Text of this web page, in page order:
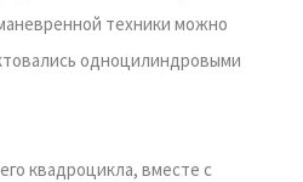
техники можно
одноцилиндровыми
квадроцикла, вместе с